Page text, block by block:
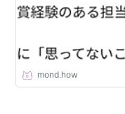
どうすればいいのか分
た。読者のことを考え
思ってないことを描か
mond.how